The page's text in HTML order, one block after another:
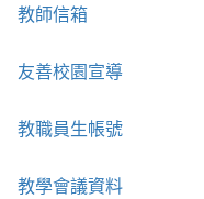
教師信箱
友善校園宣導
教職員生帳號
教學會議資料